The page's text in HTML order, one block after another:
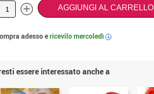
+ AGGIUNGI AL CARRELLO
adesso ericevilomercoledì i
essere interessato anche a